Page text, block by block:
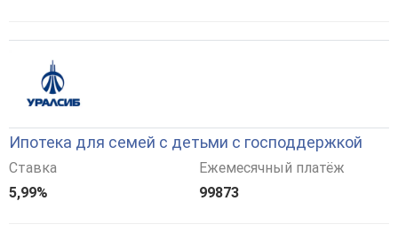
Ипотека для семей с детьми с господдержкой
Ставка
5,99%
Ежемесячный платёж
99873